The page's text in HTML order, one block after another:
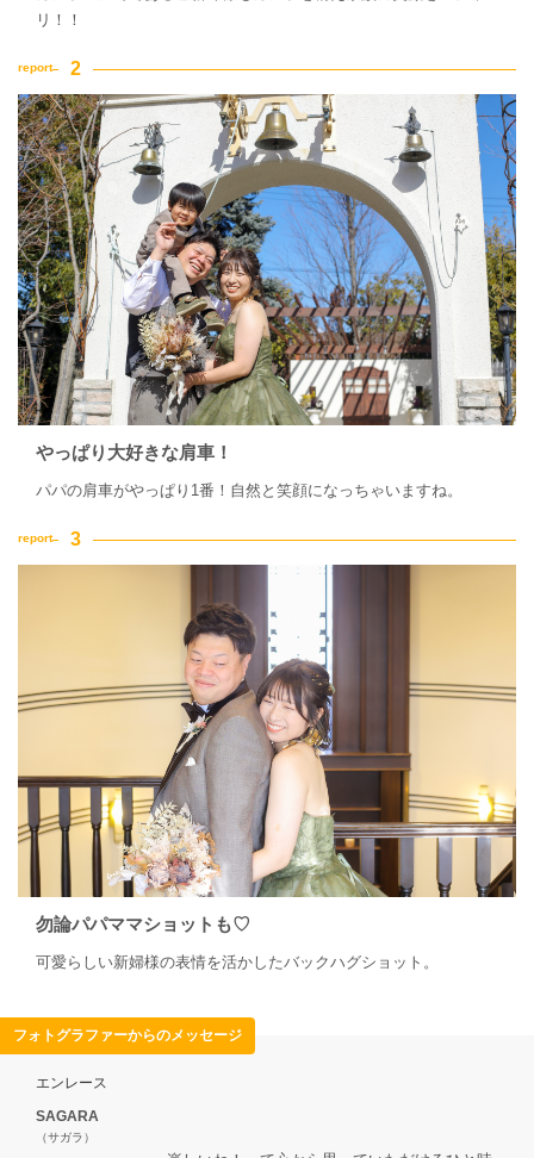
リ！！
やっぱり大好きな肩車！
パパの肩車がやっぱり1番！自然と笑顔になっちゃいますね。
勿論パパママショットも♡
可愛らしい新婦様の表情を活かしたバックハグショット。
フォトグラファーからのメッセージ
エンレース
SAGARA
（サガラ）